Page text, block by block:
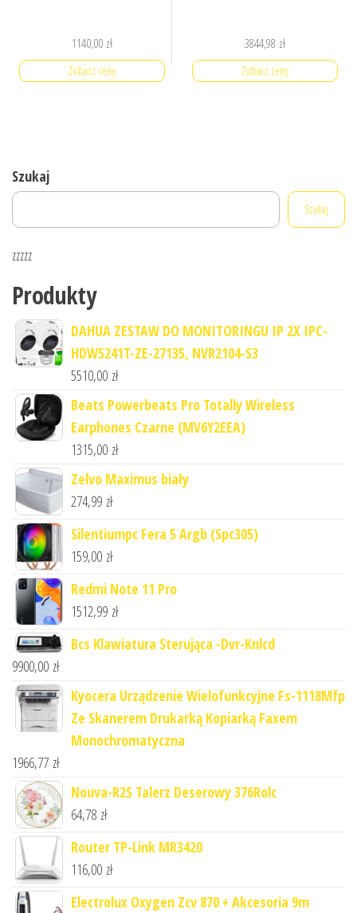
1140,00 zł
Zobacz cenę
3844,98 zł
Zobacz cenę
Szukaj
Szukaj
zzzzz
Produkty
DAHUA ZESTAW DO MONITORINGU IP 2X IPC-
HDW5241T-ZE-27135, NVR2104-S3
5510,00 zł
Beats Powerbeats Pro Totally Wireless
Earphones Czarne (MV6Y2EEA)
1315,00 zł
Zelvo Maximus biały
274,99 zł
Silentiumpc Fera 5 Argb (Spc305)
159,00 zł
Redmi Note 11 Pro
1512,99 zł
Bcs Klawiatura Sterująca -Dvr-Knlcd
9900,00 zł
Kyocera Urządzenie Wielofunkcyjne Fs-1118Mfp
Ze Skanerem Drukarką Kopiarką Faxem
Monochromatyczna
1966,77 zł
Nouva-R2S Talerz Deserowy 376Rolc
64,78 zł
Router TP-Link MR3420
116,00 zł
Electrolux Oxygen Zcv 870 + Akcesoria 9m